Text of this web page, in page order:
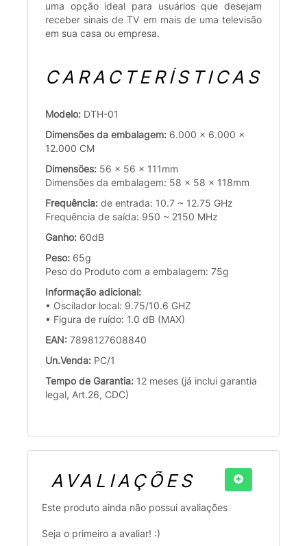
uma opção ideal para usuários que desejam
receber sinais de TV em mais de uma televisão
em sua casa ou empresa.
CARACTERÍSTICAS
Modelo: DTH-01
Dimensões da embalagem: 6.000 x 6.000 x
12.000 CM
Dimensões: 56 x 56 x 111mm
Dimensões da embalagem: 58 x 58 x 118mm
Frequência: de entrada: 10.7 ~ 12.75 GHz
Frequência de saída: 950 ~ 2150 MHz
Ganho: 60dB
Peso: 65g
Peso do Produto com a embalagem: 75g
Informação adicional:
• Oscilador local: 9.75/10.6 GHZ
• Figura de ruído: 1.0 dB (MAX)
EAN: 7898127608840
Un.Venda: PC/1
Tempo de Garantia: 12 meses (já inclui garantia
legal, Art.26, CDC)
AVALIAÇÕES
Este produto ainda não possui avaliações
Seja o primeiro a avaliar! :)